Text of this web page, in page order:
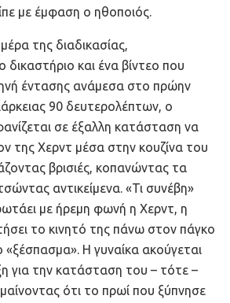
με έμφαση ο ηθοποιός.
της διαδικασίας,
και ένα βίντεο που
έντασης ανάμεσα στο πρώην
90 δευτερολέπτων, ο
σε έξαλλη κατάσταση να
της Χερντ μέσα στην κουζίνα του
βρισιές, κοπανώντας τα
αντικείμενα. «Τι συνέβη»
με ήρεμη φωνή η Χερντ, η
το κινητό της πάνω στον πάγκο
Η γυναίκα ακούγεται
για την κατάσταση του – τότε –
ότι το πρωί που ξύπνησε